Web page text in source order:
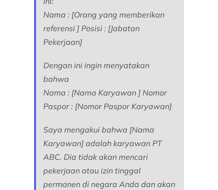
Nama : [Orang yang memberikan
referensi ] Posisi : [Jabatan
Pekerjaan]
Dengan ini ingin menyatakan
bahwa
Nama : [Nama Karyawan ] Nomor
Paspor : [Nomor Paspor Karyawan]
Saya mengakui bahwa [Nama
Karyawan] adalah karyawan PT
ABC. Dia tidak akan mencari
pekerjaan atau izin tinggal
permanen di negara Anda dan akan